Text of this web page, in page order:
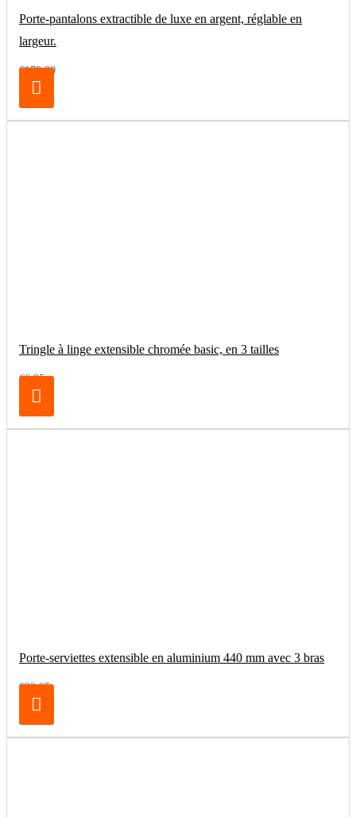
Porte-pantalons extractible de luxe en argent, réglable en
largeur.
€179.00
Tringle à linge extensible chromée basic, en 3 tailles
€6.95
Porte-serviettes extensible en aluminium 440 mm avec 3 bras
€32.95